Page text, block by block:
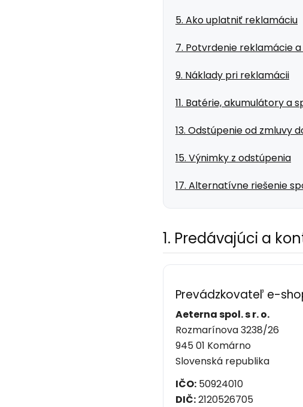
5. Ako uplatniť reklamáciu
7. Potvrdenie reklamácie
9. Náklady pri reklamácii
11. Batérie, akumulátory a
13. Odstúpenie od zmluvy
15. Výnimky z odstúpenia
17. Alternatívne riešenie
1. Predávajúci a
Prevádzkovateľ e-
Aeterna spol. s r. o.
Rozmarínova 3238/26
945 01 Komárno
Slovenská republika
IČO: 50924010
DIČ:2120526705